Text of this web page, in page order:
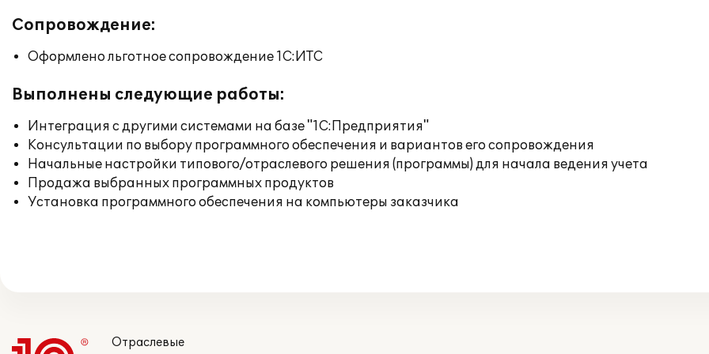
Сопровождение:
Оформлено льготное сопровождение 1С:ИТС
Выполнены следующие работы:
Интеграция с другими системами на базе "1С:Предприятия"
Консультации по выбору программного обеспечения и вариантов его сопровождения
Начальные настройки типового/отраслевого решения (программы) для начала ведения учета
Продажа выбранных программных продуктов
Установка программного обеспечения на компьютеры заказчика
Отраслевые